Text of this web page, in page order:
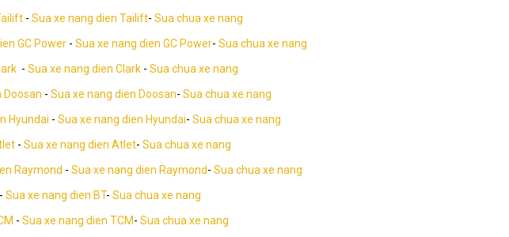
- Sua xe nang dien Tailift- Sua chua xe nang
GC Power - Sua xe nang dien GC Power- Sua chua xe nang
- Sua xe nang dien Clark - Sua chua xe nang
Doosan - Sua xe nang dien Doosan- Sua chua xe nang
Hyundai - Sua xe nang dien Hyundai- Sua chua xe nang
- Sua xe nang dien Atlet- Sua chua xe nang
Raymond - Sua xe nang dien Raymond- Sua chua xe nang
- Sua xe nang dien BT- Sua chua xe nang
- Sua xe nang dien TCM- Sua chua xe nang